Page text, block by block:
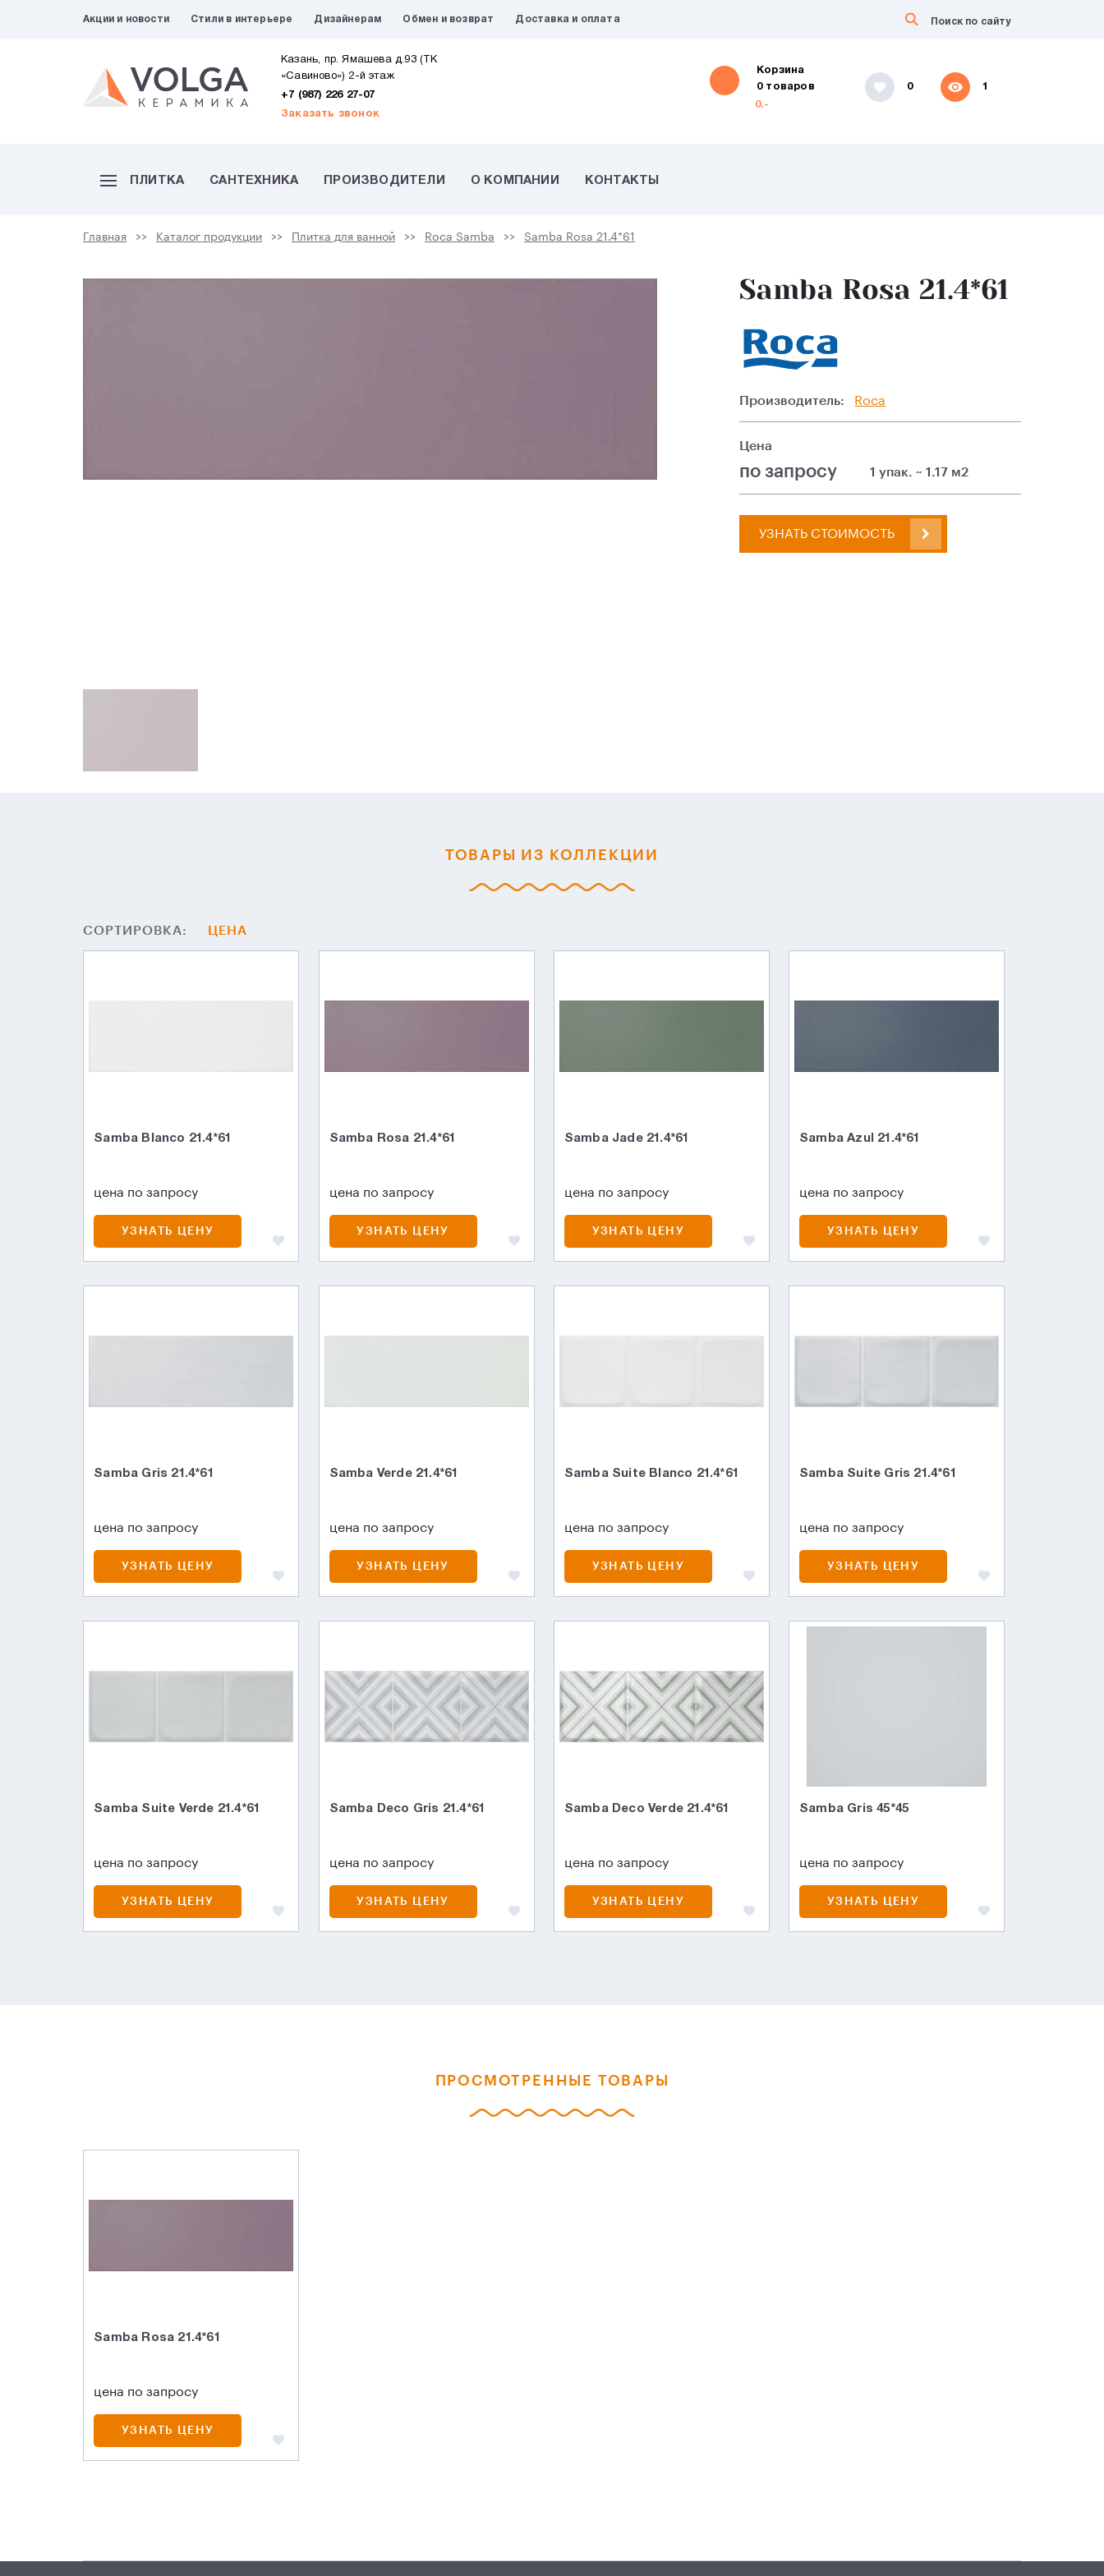
Акции и новости Стили в интерьере Дизайнерам Обмен и возврат Доставка и оплата
Казань, пр. Ямашева д.93 (ТК
«Савиново») 2-й этаж
+7 (987) 226 27-07
Заказать звонок
Корзина
0 товаров
0.-
0 1
ПЛИТКА САНТЕХНИКА ПРОИЗВОДИТЕЛИ О КОМПАНИИ КОНТАКТЫ
Главная Каталог продукции Плитка для ванной Roca Samba Samba Rosa 21.4*61
Samba Rosa 21.4*61
Производитель: Roca
Цена
по запросу 1 упак. ~ 1.17 м2
УЗНАТЬ СТОИМОСТЬ
ТОВАРЫ ИЗ КОЛЛЕКЦИИ
СОРТИРОВКА: ЦЕНА
Samba Blanco 21.4*61
цена по запросу
УЗНАТЬ ЦЕНУ
Samba Rosa 21.4*61
цена по запросу
УЗНАТЬ ЦЕНУ
Samba Jade 21.4*61
цена по запросу
УЗНАТЬ ЦЕНУ
Samba Azul 21.4*61
цена по запросу
УЗНАТЬ ЦЕНУ
Samba Gris 21.4*61
цена по запросу
УЗНАТЬ ЦЕНУ
Samba Verde 21.4*61
цена по запросу
УЗНАТЬ ЦЕНУ
Samba Suite Blanco 21.4*61
цена по запросу
УЗНАТЬ ЦЕНУ
Samba Suite Gris 21.4*61
цена по запросу
УЗНАТЬ ЦЕНУ
Samba Suite Verde 21.4*61
цена по запросу
УЗНАТЬ ЦЕНУ
Samba Deco Gris 21.4*61
цена по запросу
УЗНАТЬ ЦЕНУ
Samba Deco Verde 21.4*61
цена по запросу
УЗНАТЬ ЦЕНУ
Samba Gris 45*45
цена по запросу
УЗНАТЬ ЦЕНУ
ПРОСМОТРЕННЫЕ ТОВАРЫ
Samba Rosa 21.4*61
цена по запросу
УЗНАТЬ ЦЕНУ